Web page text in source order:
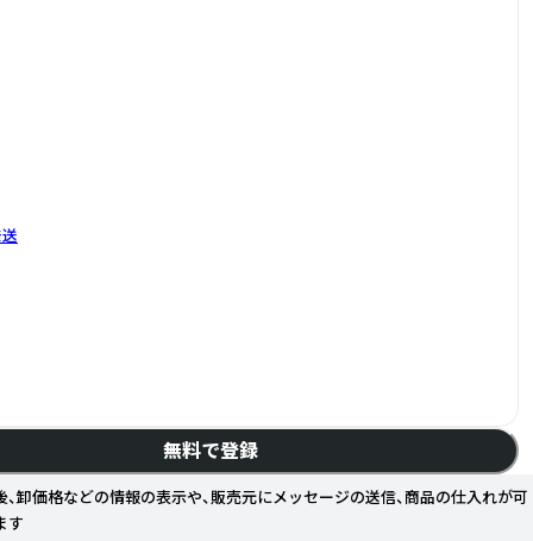
無料で登録
、卸価格などの情報の表示や、販売元にメッセージの送信、商品の仕入れが可
す